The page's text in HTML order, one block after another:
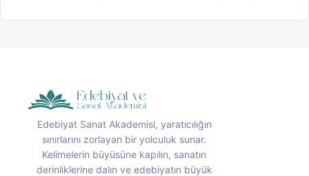
Edebiyat Sanat Akademisi, yaratıcılığın
sınırlarını zorlayan bir yolculuk sunar.
Kelimelerin büyüsüne kapılın, sanatın
derinliklerine dalın ve edebiyatın büyük